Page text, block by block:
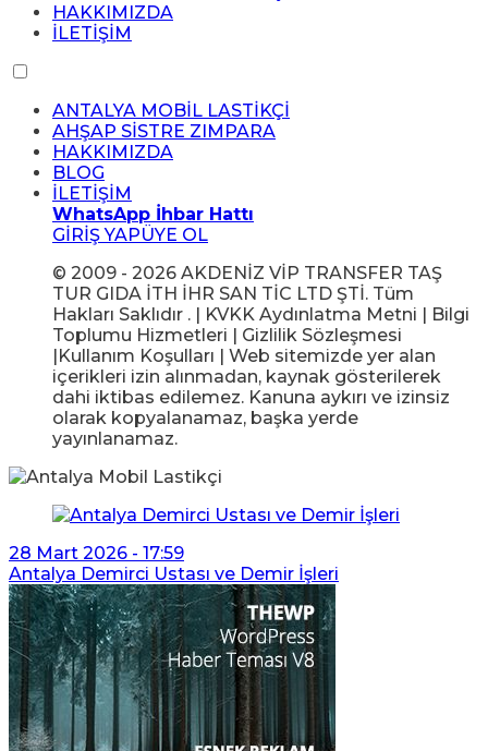
HAKKIMIZDA
İLETİŞİM
ANTALYA MOBİL LASTİKÇİ
AHŞAP SİSTRE ZIMPARA
HAKKIMIZDA
BLOG
İLETİŞİM
WhatsApp İhbar Hattı
GİRİŞ YAPÜYE OL
© 2009 - 2026 AKDENİZ VİP TRANSFER TAŞ
TUR GIDA İTH İHR SAN TİC LTD ŞTİ. Tüm
Hakları Saklıdır . | KVKK Aydınlatma Metni | Bilgi
Toplumu Hizmetleri | Gizlilik Sözleşmesi
|Kullanım Koşulları | Web sitemizde yer alan
içerikleri izin alınmadan, kaynak gösterilerek
dahi iktibas edilemez. Kanuna aykırı ve izinsiz
olarak kopyalanamaz, başka yerde
yayınlanamaz.
28 Mart 2026 - 17:59
Antalya Demirci Ustası ve Demir İşleri